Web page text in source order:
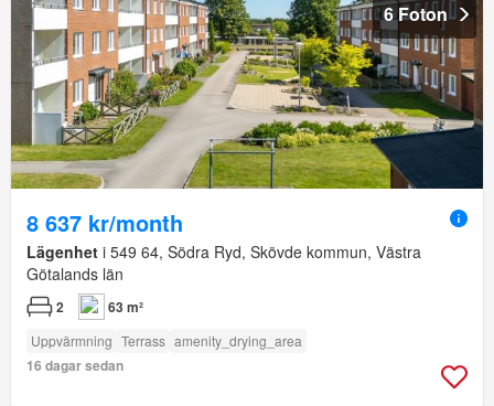
6 Foton
8 637 kr/month
Lägenhet i 549 64, Södra Ryd, Skövde kommun, Västra
Götalands län
2 63 m²
Uppvärmning Terrass amenity_drying_area
16 dagar sedan